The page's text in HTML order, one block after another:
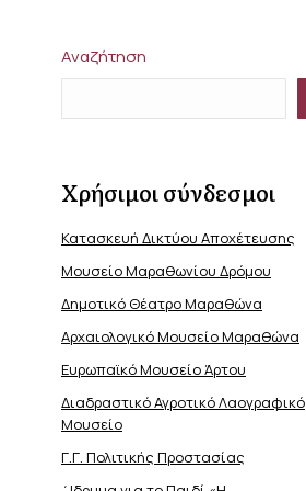
Αναζήτηση
Χρήσιμοι σύνδεσμοι
Κατασκευή Δικτύου Αποχέτευσης
Μουσείο Μαραθωνίου Δρόμου
Δημοτικό Θέατρο Μαραθώνα
Αρχαιολογικό Μουσείο Μαραθώνα
Ευρωπαϊκό Μουσείο Άρτου
Διαδραστικό Αγροτικό Λαογραφικό
Μουσείο
Γ.Γ. Πολιτικής Προστασίας